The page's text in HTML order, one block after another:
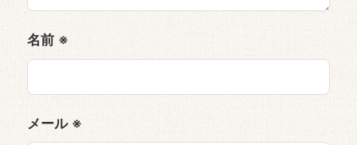
名前 ※
メール ※